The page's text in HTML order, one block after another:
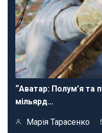
“Аватар: Полум’я та
мільярд…
Марія Тарасенко